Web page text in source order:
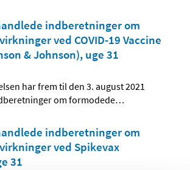
indberetninger om
ved COVID-19 Vaccine
& Johnson), uge 31
har frem til den 3. august 2021
om formodede…
indberetninger om
ved Spikevax
31